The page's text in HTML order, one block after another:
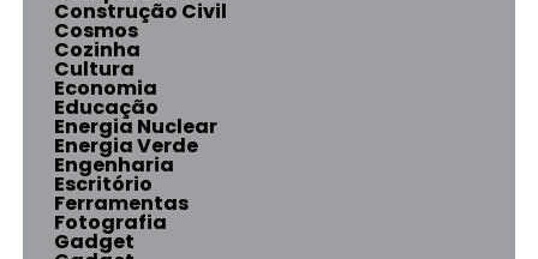
Construção Civil
Cosmos
Cozinha
Cultura
Economia
Educação
Energia Nuclear
Energia Verde
Engenharia
Escritório
Ferramentas
Fotografia
Gadget